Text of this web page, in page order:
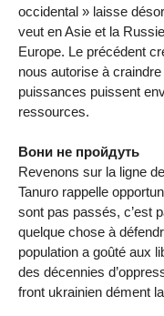
occidental » laisse
veut en Asie et la
Europe. Le précédent
nous autorise à
puissances puissent
ressources.
Вони не пройдуть
Revenons sur la ligne
Tanuro rappelle
sont pas passés, c’est
quelque chose à
population a goûté aux
des décennies
front ukrainien dément